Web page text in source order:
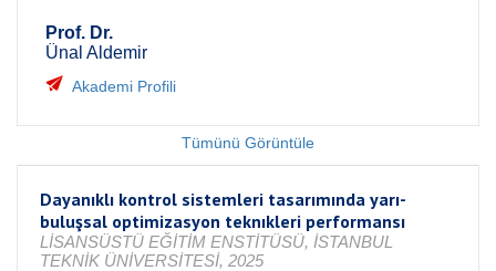
Prof. Dr.
Ünal Aldemir
Akademi Profili
Tümünü Görüntüle
Dayanıklı kontrol sistemleri tasarımında yarı-
buluşsal optimizasyon teknıkleri performansı
LİSANSÜSTÜ EĞİTİM ENSTİTÜSÜ, İSTANBUL
TEKNİK ÜNİVERSİTESİ, 2025